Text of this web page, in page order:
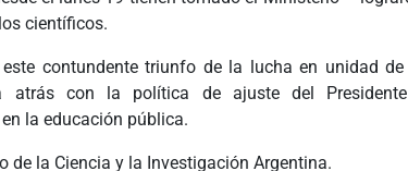
científicos.
este contundente triunfo de la lucha en unidad
atrás con la política de ajuste del
la educación pública.
de la Ciencia y la Investigación Argentina.